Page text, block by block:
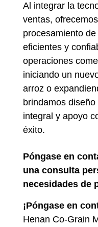
Al integrar la
ventas,
procesamiento
eficientes y
operaciones
iniciando un
arroz o
brindamos
integral y apoyo
éxito.
Póngase en
una consulta
necesidades de
¡Póngase en
Henan Co-Grain